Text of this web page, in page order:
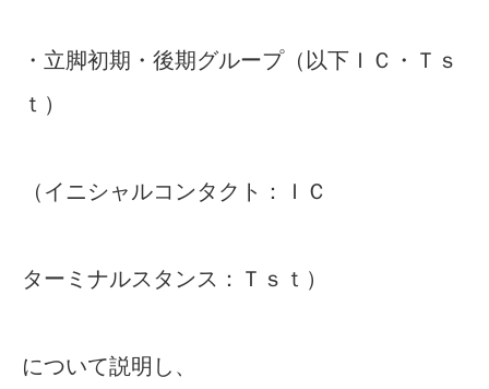
・立脚初期・後期グループ（以下ＩＣ・Ｔｓ
ｔ）
（イニシャルコンタクト：ＩＣ
ターミナルスタンス：Ｔｓｔ）
について説明し、